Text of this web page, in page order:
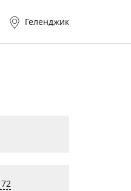
Геленджик